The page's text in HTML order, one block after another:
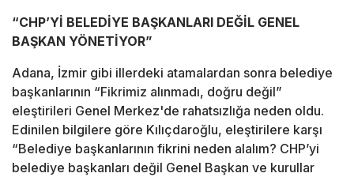
“CHP’Yİ BELEDİYE BAŞKANLARI DEĞİL GENEL
BAŞKAN YÖNETİYOR”
Adana, İzmir gibi illerdeki atamalardan sonra belediye
başkanlarının “Fikrimiz alınmadı, doğru değil”
eleştirileri Genel Merkez'de rahatsızlığa neden oldu.
Edinilen bilgilere göre Kılıçdaroğlu, eleştirilere karşı
“Belediye başkanlarının fikrini neden alalım? CHP’yi
belediye başkanları değil Genel Başkan ve kurullar